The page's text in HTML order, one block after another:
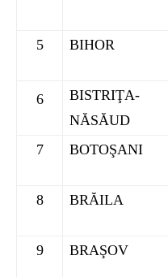
5 BIHOR
6
BISTRIŢA-
NĂSĂUD
7 BOTOŞANI
8 BRĂILA
9 BRAŞOV